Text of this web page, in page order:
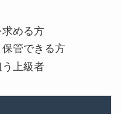
める方
管できる方
上級者